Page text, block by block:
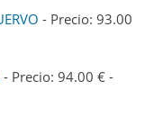
- Precio: 93.00
- Precio: 94.00 € -